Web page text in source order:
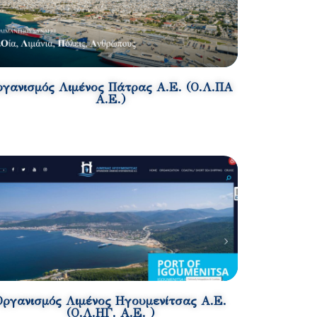
Λιμένος Πάτρας Α.Ε. (Ο.Λ.ΠΑ
Α.Ε.)
Λιμένος Ηγουμενίτσας Α.Ε.
(Ο.Λ.ΗΓ. Α.Ε. )